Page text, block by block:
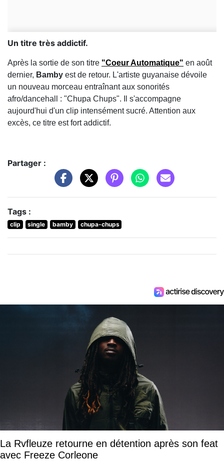
Un titre très addictif.
Après la sortie de son titre "Coeur Automatique" en août
dernier, Bamby est de retour. L'artiste guyanaise dévoile
un nouveau morceau entraînant aux sonorités
afro/dancehall : "Chupa Chups". Il s'accompagne
aujourd'hui d'un clip intensément sucré. Attention aux
excès, ce titre est fort addictif.
Partager :
Tags :
clip single bamby chupa-chups
La Rvfleuze retourne en détention après son feat
avec Freeze Corleone